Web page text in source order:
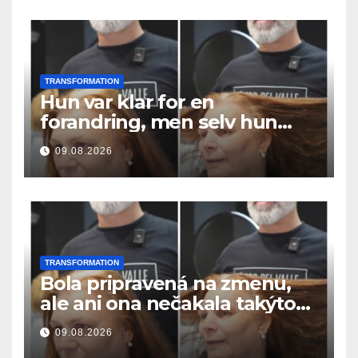
TRANSFORMATION
Hun var klar for en
forandring, men selv hun
hadde ikke forventet dette
resultatet
09.08.2026
TRANSFORMATION
Bola pripravená na zmenu,
ale ani ona nečakala takýto
výsledok
09.08.2026